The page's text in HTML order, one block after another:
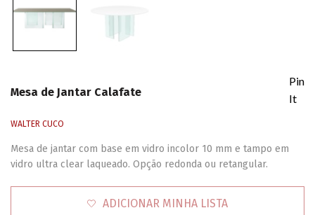
Mesa de Jantar Calafate
Pin
It
WALTER CUCO
Mesa de jantar com base em vidro incolor 10 mm e tampo em
vidro ultra clear laqueado. Opção redonda ou retangular.
ADICIONAR MINHA LISTA